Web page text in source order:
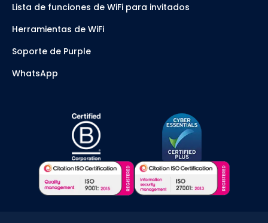
Lista de funciones de WiFi para invitados
Herramientas de WiFi
Soporte de Purple
WhatsApp